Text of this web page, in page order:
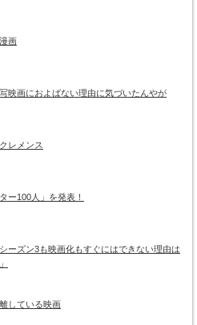
画
映画におよばない理由に気づいたんやが
レメンス
ー100人」を発表！
ーズン3も映画化もすぐにはできない理由は
している映画